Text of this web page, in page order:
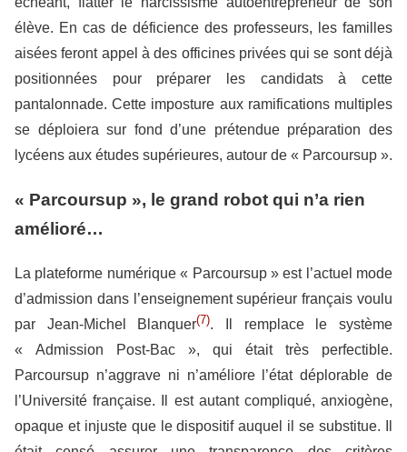
élève. En cas de déficience des professeurs, les familles
aisées feront appel à des officines privées qui se sont déjà
positionnées pour préparer les candidats à cette
pantalonnade. Cette imposture aux ramifications multiples
se déploiera sur fond d’une prétendue préparation des
lycéens aux études supérieures, autour de « Parcoursup ».
« Parcoursup », le grand robot qui n’a rien
amélioré…
La plateforme numérique « Parcoursup » est l’actuel mode
d’admission dans l’enseignement supérieur français voulu
par Jean-Michel Blanquer(7). Il remplace le système
« Admission Post-Bac », qui était très perfectible.
Parcoursup n’aggrave ni n’améliore l’état déplorable de
l’Université française. Il est autant compliqué, anxiogène,
opaque et injuste que le dispositif auquel il se substitue. Il